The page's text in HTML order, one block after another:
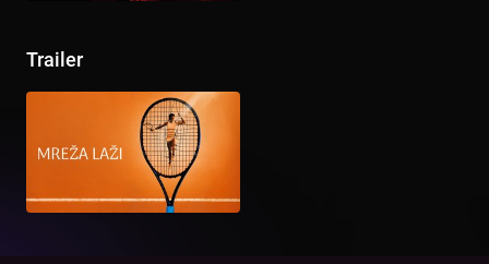
Trailer